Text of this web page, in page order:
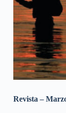
Revista –